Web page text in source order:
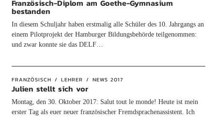
Französisch-Diplom am Goethe-Gymnasium
bestanden
In diesem Schuljahr haben erstmalig alle Schüler des 10. Jahrgangs an
einem Pilotprojekt der Hamburger Bildungsbehörde teilgenommen:
und zwar konnte sie das DELF…
FRANZÖSISCH LEHRER NEWS 2017
Julien stellt sich vor
Montag, den 30. Oktober 2017: Salut tout le monde! Heute ist mein
erster Tag als euer neuer französischer Fremdsprachenassistent. Ich